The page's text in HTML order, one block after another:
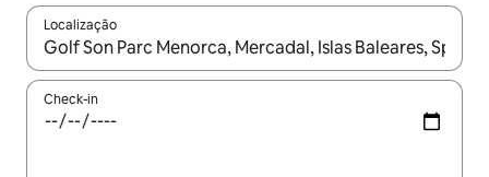
Localização
Quando os resultados estiverem disponíveis, explore-os
Check-in